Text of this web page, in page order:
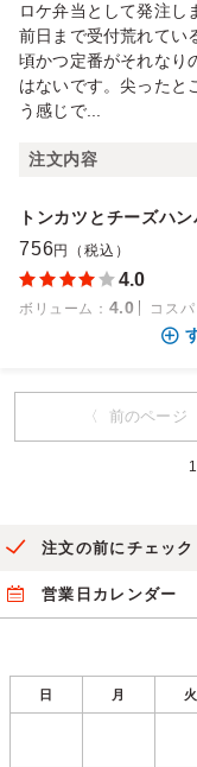
ロケ弁当として発注し
前日まで受付荒れてい
頃かつ定番がそれなり
はないです。尖ったと
う感じで...
注文内容
トンカツとチーズハ
756円（税込）
4.0
ボリューム ： 4.0 コスパ
〈 前のページ
注文の前にチェック
営業日カレンダー
日 月 火